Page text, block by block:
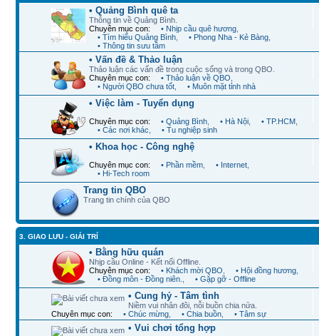
• Quảng Bình quê ta
Thông tin về Quảng Bình.
Chuyên mục con:
• Nhịp cầu quê hương
• Tìm hiểu Quảng Bình
• Phong Nha - Kẻ Bàng
• Thông tin sưu tầm
• Vấn đề & Thảo luận
Thảo luận các vấn đề trong cuộc sống và trong QBO.
Chuyên mục con:
• Thảo luận về QBO
• Người QBO chưa tốt
• Muôn mặt tỉnh nhà
• Việc làm - Tuyển dụng
Chuyên mục con: • Quảng Bình • Hà Nội • TP.HCM
• Các nơi khác
• Tu nghiệp sinh
• Khoa học - Công nghệ
Chuyên mục con: • Phần mềm • Internet
• Hi-Tech room
Trang tin QBO
Trang tin chính của QBO
3. GIAO LƯU - GIẢI TRÍ
• Bằng hữu quán
Nhịp cầu Online - Kết nối Offline.
Chuyên mục con:
• Khách mời QBO • Hội đồng hương
• Đồng môn - Đồng niên.
• Gặp gỡ - Offline
• Cung hỷ - Tâm tình
Niềm vui nhân đôi, nỗi buồn chia nửa.
Chuyên mục con:
• Chúc mừng • Chia buồn • Tâm sự
• Vui chơi tổng hợp